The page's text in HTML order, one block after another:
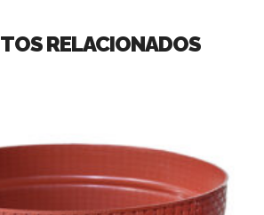
RELACIONADOS